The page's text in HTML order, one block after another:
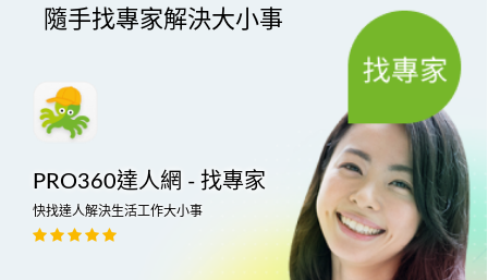
隨手找專家解決大小事
PRO360達人網 - 找專家
快找達人解決生活工作大小事